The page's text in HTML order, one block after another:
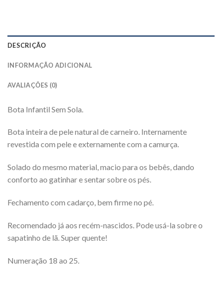
DESCRIÇÃO
INFORMAÇÃO ADICIONAL
AVALIAÇÕES (0)
Bota Infantil Sem Sola.
Bota inteira de pele natural de carneiro. Internamente
revestida com pele e externamente com a camurça.
Solado do mesmo material, macio para os bebês, dando
conforto ao gatinhar e sentar sobre os pés.
Fechamento com cadarço, bem firme no pé.
Recomendado já aos recém-nascidos. Pode usá-la sobre o
sapatinho de lã. Super quente!
Numeração 18 ao 25.